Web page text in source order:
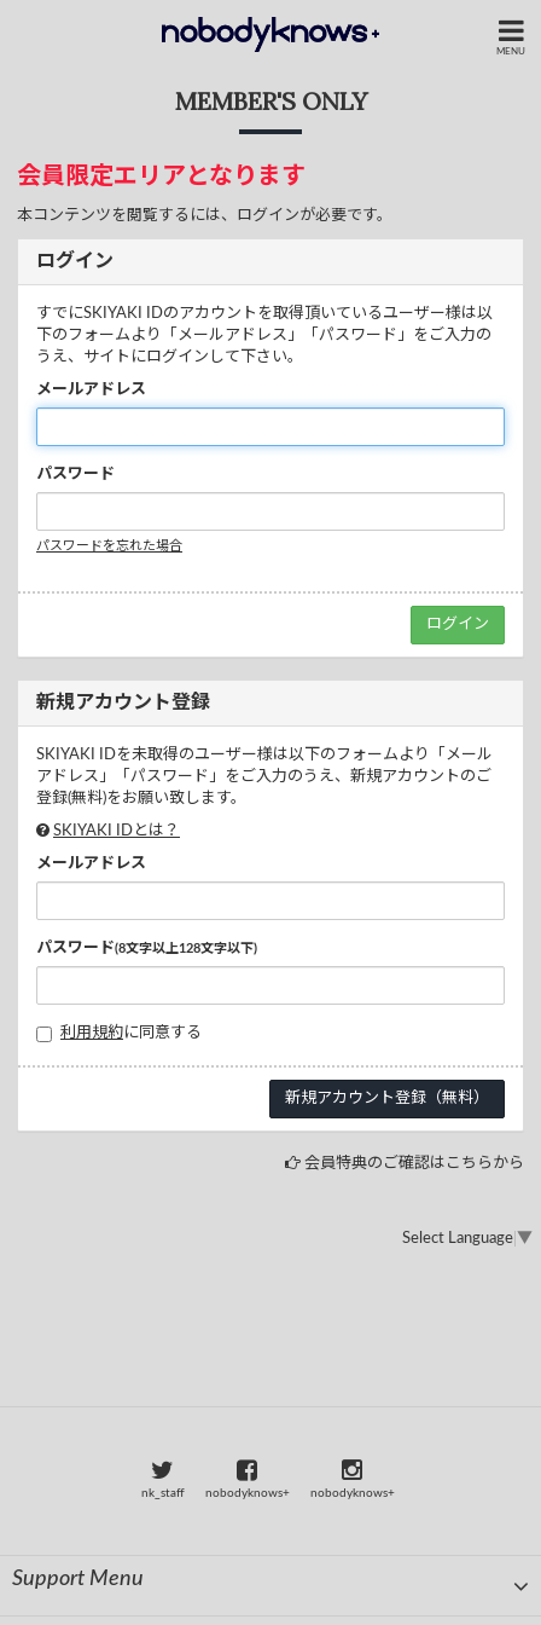
MENU
MEMBER'S ONLY
会員限定エリアとなります
本コンテンツを閲覧するには、ログインが必要です。
ログイン
すでにSKIYAKI IDのアカウントを取得頂いているユーザー様は以
下のフォームより「メールアドレス」「パスワード」をご入力の
うえ、サイトにログインして下さい。
メールアドレス
パスワード
パスワードを忘れた場合
新規アカウント登録
SKIYAKI IDを未取得のユーザー様は以下のフォームより「メール
アドレス」「パスワード」をご入力のうえ、新規アカウントのご
登録(無料)をお願い致します。
SKIYAKI IDとは？
メールアドレス
パスワード(8文字以上128文字以下)
利用規約に同意する
会員特典のご確認はこちらから
Select Language ▼
nk_staff nobodyknows+ nobodyknows+
Support Menu